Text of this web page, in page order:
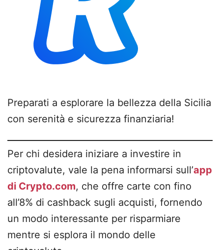
Preparati a esplorare la bellezza della Sicilia
con serenità e sicurezza finanziaria!
Per chi desidera iniziare a investire in
criptovalute, vale la pena informarsi sull’app
di Crypto.com, che offre carte con fino
all’8% di cashback sugli acquisti, fornendo
un modo interessante per risparmiare
mentre si esplora il mondo delle